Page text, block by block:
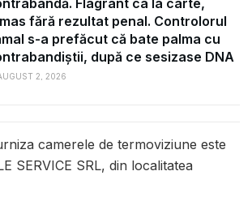
fără rezultat penal. Controlorul
s-a prefăcut că bate palma cu
după ce sesizase DNA
2, 2026
camerele de termoviziune este
SERVICE SRL, din localitatea